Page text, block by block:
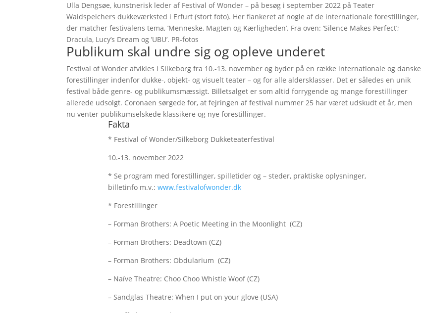
Ulla Dengsøe, kunstnerisk leder af Festival of Wonder – på besøg i september 2022 på Teater
Waidspeichers dukkeværksted i Erfurt (stort foto). Her flankeret af nogle af de internationale forestillinger,
der matcher festivalens tema, ’Menneske, Magten og Kærligheden’. Fra oven: ’Silence Makes Perfect’;
Dracula, Lucy’s Dream og ’UBU’. PR-fotos
Publikum skal undre sig og opleve underet
Festival of Wonder afvikles i Silkeborg fra 10.-13. november og byder på en række internationale og danske
forestillinger indenfor dukke-, objekt- og visuelt teater – og for alle aldersklasser. Det er således en unik
festival både genre- og publikumsmæssigt. Billetsalget er som altid forrygende og mange forestillinger
allerede udsolgt. Coronaen sørgede for, at fejringen af festival nummer 25 har været udskudt et år, men
nu venter publikumselskede klassikere og nye forestillinger.
Fakta
* Festival of Wonder/Silkeborg Dukketeaterfestival
10.-13. november 2022
* Se program med forestillinger, spilletider og – steder, praktiske oplysninger,
billetinfo m.v.: www.festivalofwonder.dk
* Forestillinger
– Forman Brothers: A Poetic Meeting in the Moonlight (CZ)
– Forman Brothers: Deadtown (CZ)
– Forman Brothers: Obdularium (CZ)
– Naïve Theatre: Choo Choo Whistle Woof (CZ)
– Sandglas Theatre: When I put on your glove (USA)